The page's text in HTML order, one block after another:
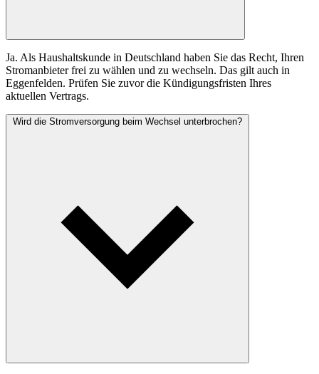
Ja. Als Haushaltskunde in Deutschland haben Sie das Recht, Ihren
Stromanbieter frei zu wählen und zu wechseln. Das gilt auch in
Eggenfelden. Prüfen Sie zuvor die Kündigungsfristen Ihres
aktuellen Vertrags.
Wird die Stromversorgung beim Wechsel unterbrochen?